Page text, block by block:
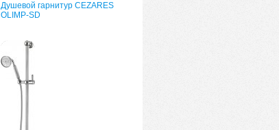
Душевой гарнитур CEZARES
OLIMP-SD